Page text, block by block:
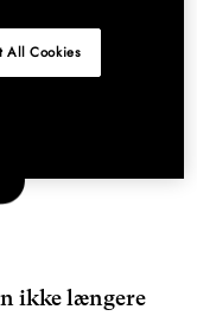
ikke længere
All Cookies